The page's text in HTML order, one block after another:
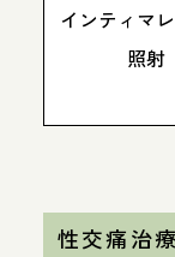
インティマ
照射
性交痛治